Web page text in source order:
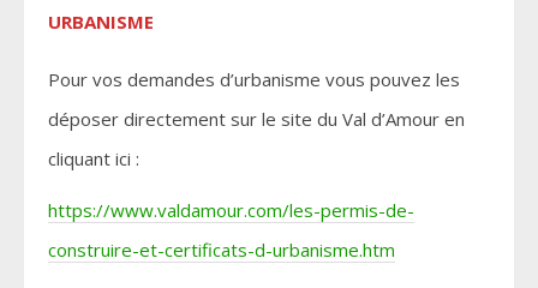
URBANISME
Pour vos demandes d’urbanisme vous pouvez les
déposer directement sur le site du Val d’Amour en
cliquant ici :
https://www.valdamour.com/les-permis-de-
construire-et-certificats-d-urbanisme.htm